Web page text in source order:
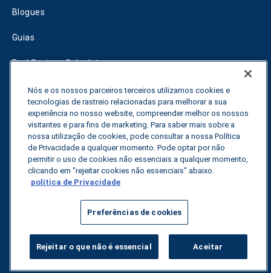
Blogues
Guias
Fuel Savings Calculator
Calculadora de otimização do transporte
Rastreador de tarifas
Contactar-nos
Todos os direitos reservados. Política de privacidade
Nós e os nossos parceiros terceiros utilizamos cookies e
tecnologias de rastreio relacionadas para melhorar a sua
experiência no nosso website, compreender melhor os nossos
visitantes e para fins de marketing. Para saber mais sobre a
nossa utilização de cookies, pode consultar a nossa Política
de Privacidade a qualquer momento. Pode optar por não
permitir o uso de cookies não essenciais a qualquer momento,
clicando em "rejeitar cookies não essenciais" abaixo.
política de Privacidade
Preferências de cookies
Rejeitar o que não é essencial Aceitar